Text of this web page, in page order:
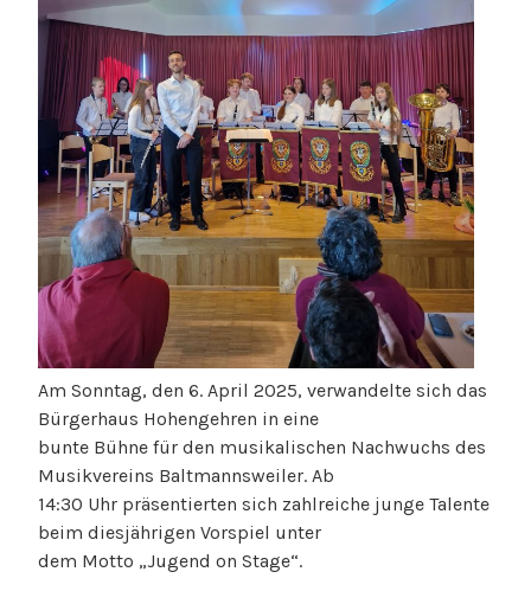
Am Sonntag, den 6. April 2025, verwandelte sich das
Bürgerhaus Hohengehren in eine
bunte Bühne für den musikalischen Nachwuchs des
Musikvereins Baltmannsweiler. Ab
14:30 Uhr präsentierten sich zahlreiche junge Talente
beim diesjährigen Vorspiel unter
dem Motto „Jugend on Stage“.